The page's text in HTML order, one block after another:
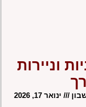
וניירות
ינואר 17, 2026